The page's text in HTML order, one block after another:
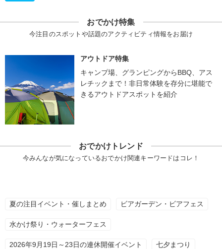
おでかけ特集
今注目のスポットや話題のアクティビティ情報をお届け
アウトドア特集
キャンプ場、グランピングからBBQ、アス
レチックまで！非日常体験を存分に堪能で
きるアウトドアスポットを紹介
おでかけトレンド
今みんなが気になっているおでかけ関連キーワードはコレ！
夏の注目イベント・催しまとめ ビアガーデン・ビアフェス
水かけ祭り・ウォーターフェス
2026年9月19日～23日の連休開催イベント 七夕まつり